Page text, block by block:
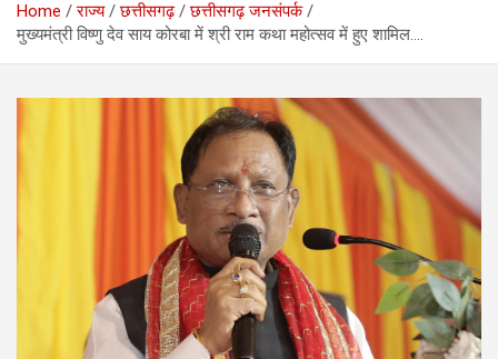
Home राज्य छत्तीसगढ़
छत्तीसगढ़ जनसंपर्क
मुख्यमंत्री विष्णु देव साय कोरबा में श्री राम कथा महोत्सव में हुए शामिल….